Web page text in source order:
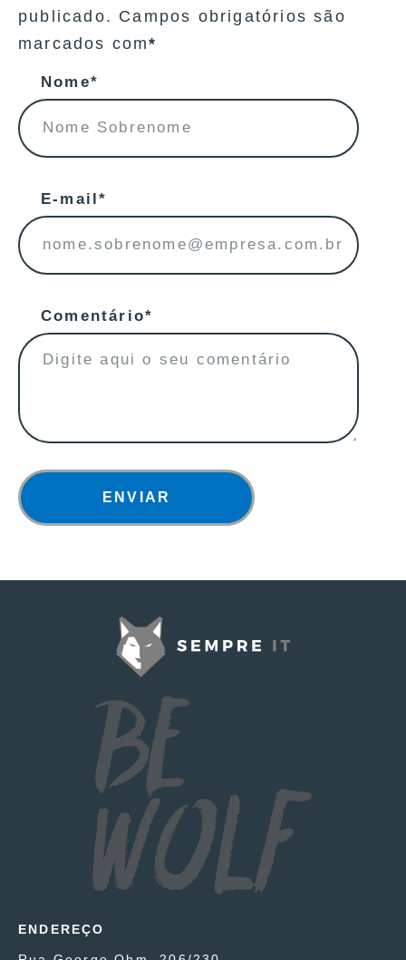
publicado. Campos obrigatórios são
marcados com*
Nome*
E-mail*
Comentário*
ENVIAR
ENDEREÇO